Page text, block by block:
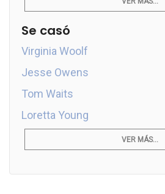
Se casó
Virginia Woolf
Jesse Owens
Tom Waits
Loretta Young
VER MÁS...